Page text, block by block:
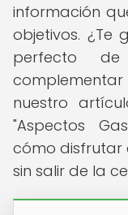
información
objetivos. ¿Te
perfecto
nuestro
"Aspectos
cómo disfrutar
sin salir de la